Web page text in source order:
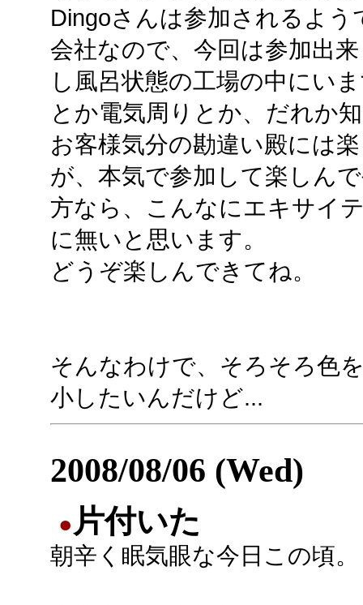
Dingoさんは参加されるよ
会社なので、今回は参加出
し風呂状態の工場の中にい
とか電気周りとか、だれか
お客様気分の勘違い殿には
が、本気で参加して楽しん
方なら、こんなにエキサイ
に無いと思います。
どうぞ楽しんできてね。
そんなわけで、そろそろ色
小したいんだけど...
2008/08/06 (Wed)
● 片付いた
朝辛く眠気眼な今日この頃。